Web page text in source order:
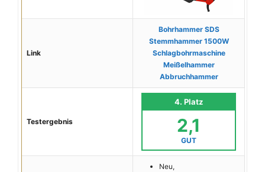
Link
Bohrhammer SDS
Stemmhammer 1500W
Schlagbohrmaschine
Meißelhammer
Abbruchhammer
Testergebnis
4. Platz
2,1
GUT
Neu,